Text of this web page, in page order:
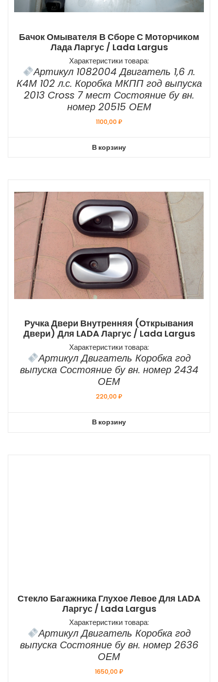
Бачок Омывателя В Сборе С Моторчиком
Лада Ларгус / Lada Largus
Характеристики товара:
Артикул 1082004 Двигатель 1,6 л.
К4М 102 л.с. Коробка МКПП год выпуска
2013 Cross 7 мест Состояние бу вн.
номер 20515 ОЕМ
1100,00₽
В корзину
Ручка Двери Внутренняя (открывания
Двери) Для LADA Ларгус / Lada Largus
Характеристики товара:
Артикул Двигатель Коробка год
выпуска Состояние бу вн. номер 2434
ОЕМ
220,00₽
В корзину
Стекло Багажника Глухое Левое Для LADA
Ларгус / Lada Largus
Характеристики товара:
Артикул Двигатель Коробка год
выпуска Состояние бу вн. номер 2636
ОЕМ
1650,00₽